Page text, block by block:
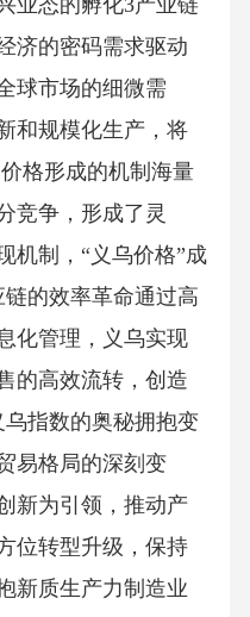
业态的孵化3产业链
济的密码需求驱动
球市场的细微需
和规模化生产，将
格形成的机制海量
竞争，形成了灵
机制，“义乌价格”成
的效率革命通过高
化管理，义乌实现
的高效流转，创造
指数的奥秘拥抱变
易格局的深刻变
新为引领，推动产
位转型升级，保持
新质生产力制造业